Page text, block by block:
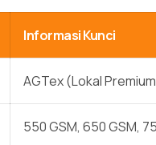
Informasi Kunci
AGTex (Lokal
550 GSM, 650 GSM,